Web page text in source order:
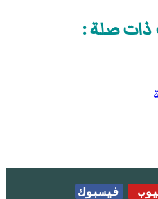
صلة :
فيسبوك